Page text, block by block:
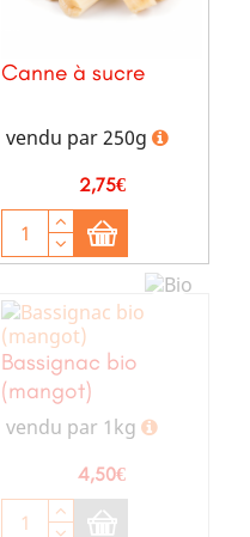
Canne à sucre
vendu par 250g
Prix
2,75€
Bassignac bio
(mangot)
vendu par 1kg
Prix
4,50€